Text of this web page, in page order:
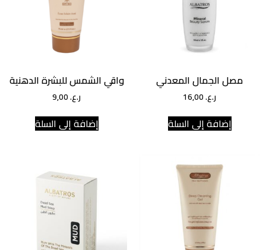
مصل الجمال المعدني
ر.ع.
إضافة إلى السلة
واقي الشمس للبشرة الدهنية
ر.ع.
إضافة إلى السلة